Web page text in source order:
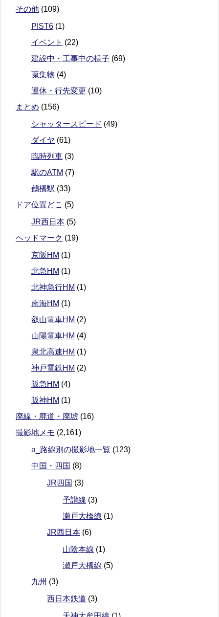
その他 (109)
PIST6 (1)
イベント (22)
建設中・工事中の様子 (69)
蒐集物 (4)
運休・行先変更 (10)
まとめ (156)
シャッタースピード (49)
ダイヤ (61)
臨時列車 (3)
駅のATM (7)
鶴橋駅 (33)
ドア位置どこ (5)
JR西日本 (5)
ヘッドマーク (19)
京阪HM (1)
北急HM (1)
北神急行HM (1)
南海HM (1)
叡山電車HM (2)
山陽電車HM (4)
泉北高速HM (1)
神戸電鉄HM (2)
阪急HM (4)
阪神HM (1)
廃線・廃道・廃墟 (16)
撮影地メモ (2,161)
a_路線別の撮影地一覧 (123)
中国・四国 (8)
JR四国 (3)
予讃線 (3)
瀬戸大橋線 (1)
JR西日本 (6)
山陰本線 (1)
瀬戸大橋線 (5)
九州 (3)
西日本鉄道 (3)